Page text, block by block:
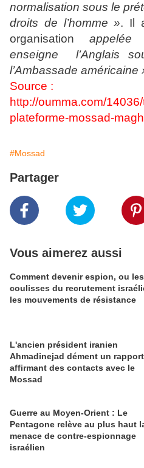
normalisation sous le
droits de l’homme ». Il
organisation
enseigne l’Anglais
l’Ambassade américaine
Source :
http://oumma.com/
plateforme-mossad-
#Mossad
Partager
Vous aimerez aussi
Comment devenir espion, ou les
coulisses du recrutement
les mouvements de résistance
L'ancien président iranien
Ahmadinejad dément un rapport
affirmant des contacts avec le
Mossad
Guerre au Moyen-Orient : Le
Pentagone relève au plus haut
menace de contre-espionnage
israélien